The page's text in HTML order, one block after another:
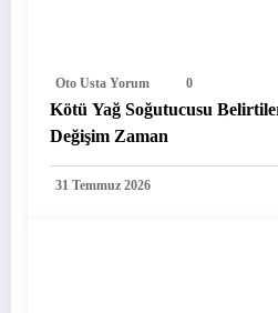
Oto Usta Yorum 0
Kötü Yağ Soğutucusu
Değişim Zaman
31 Temmuz 2026